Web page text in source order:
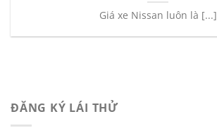
Giá xe Nissan luôn là [...]
ĐĂNG KÝ LÁI THỬ